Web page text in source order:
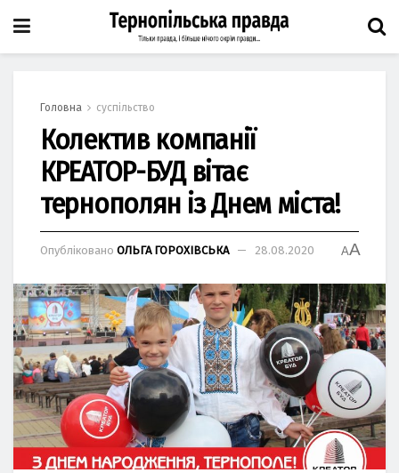
Головна суспільство
Колектив компанії
КРЕАТОР-БУД вітає
тернополян із Днем міста!
Опубліковано ОЛЬГА ГОРОХІВСЬКА 28.08.2020 AA